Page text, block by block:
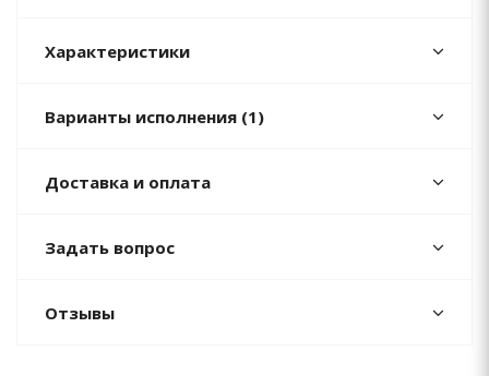
Характеристики
Варианты исполнения (1)
Доставка и оплата
Задать вопрос
Отзывы